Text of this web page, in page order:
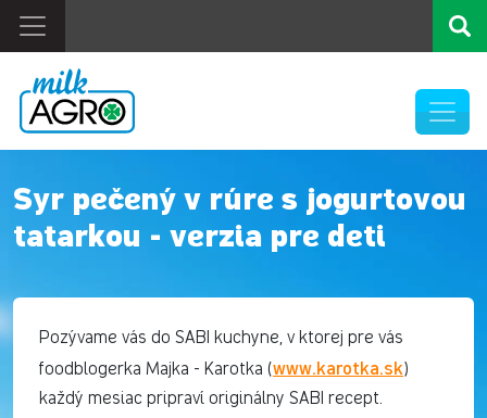
Syr pečený v rúre s jogurtovou
tatarkou - verzia pre deti
Pozývame vás do SABI kuchyne, v ktorej pre vás
foodblogerka Majka - Karotka (www.karotka.sk)
každý mesiac pripraví originálny SABI recept.